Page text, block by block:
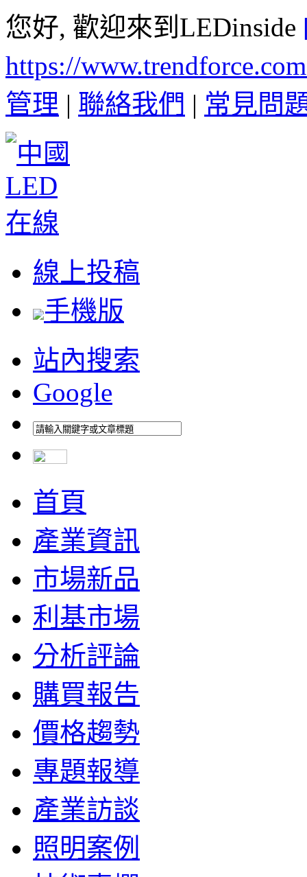
您好, 歡迎來到LEDinside
https://
管理 | 聯絡我們 | 常見問
線上投稿
手機版
站內搜索
Google
首頁
產業資訊
市場新品
利基市場
分析評論
購買報告
價格趨勢
專題報導
產業訪談
照明案例